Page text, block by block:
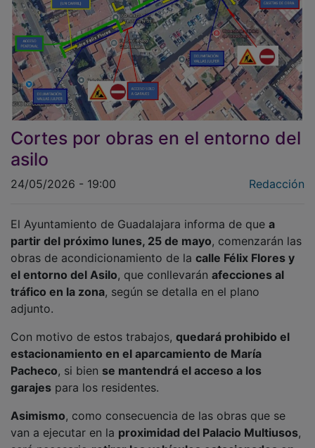
Cortes por obras en el entorno del
asilo
partir del próximo lunes, 25 de mayo, comenzarán las
obras de acondicionamiento de lacalle Félix Flores y
el entorno del Asilo, que conllevaránafecciones al
tráfico en la zona, según se detalla en el plano
adjunto.
estacionamiento en el aparcamiento de María
Pacheco, si bien se mantendrá el acceso a los
garajespara los residentes.
van a ejecutar en laproximidad del Palacio Multiusos
será necesarioretirar los vehículos estacionados en